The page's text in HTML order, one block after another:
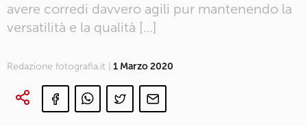
avere corredi davvero agili pur mantenendo la
versatilità e la qualità […]
Redazione fotografia.it | 1 Marzo 2020